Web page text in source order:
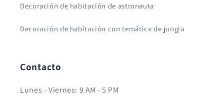
Decoración de habitación de astronauta
Decoración de habitación con temática de jungla
Contacto
Lunes - Viernes: 9 AM - 5 PM